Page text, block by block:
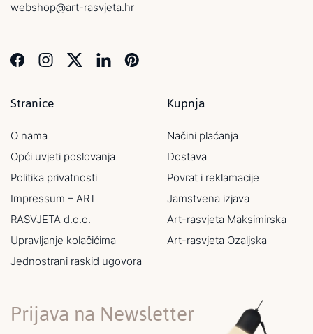
webshop@art-rasvjeta.hr
Stranice
O nama
Opći uvjeti poslovanja
Politika privatnosti
Impressum – ART
RASVJETA d.o.o.
Upravljanje kolačićima
Jednostrani raskid ugovora
Kupnja
Načini plaćanja
Dostava
Povrat i reklamacije
Jamstvena izjava
Art-rasvjeta Maksimirska
Art-rasvjeta Ozaljska
Prijava na Newsletter